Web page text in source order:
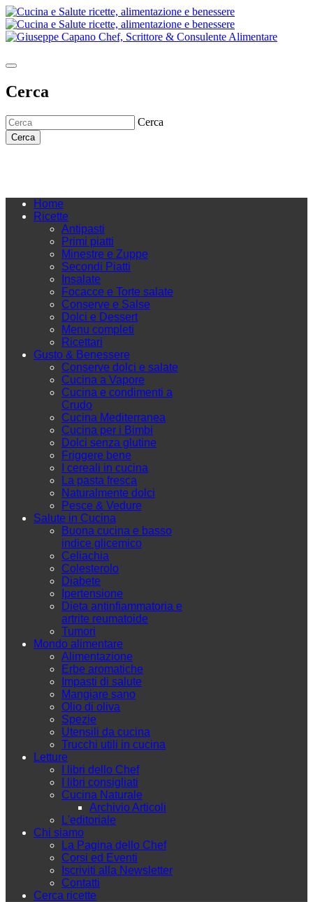
Cerca
Cerca
Cerca
Home
Ricette
Antipasti
Primi piatti
Minestre e Zuppe
Secondi Piatti
Insalate
Focacce e Torte salate
Conserve e Salse
Dolci e Dessert
Menu completi
Ricettari
Gusto & Benessere
Conserve dolci e salate
Cucina a Vapore
Cucina e condimenti a
Crudo
Cucina Mediterranea
Cucina per i Bimbi
Dolci senza glutine
Friggere bene
I cereali in cucina
La pasta fresca
Naturalmente dolci
Pesce & Vedure
Salute in Cucina
Buona cucina e basso
indice glicemico
Celiachia
Colesterolo
Diabete
Ipertensione
Dieta antinfiammatoria e
artrite reumatoide
Tumori
Mondo alimentare
Alimentazione
Erbe aromatiche
Impasti di salute
Mangiare sano
Olio di oliva
Spezie
Utensili da cucina
Trucchi utili in cucina
Letture
I libri dello Chef
I libri consigliati
Cucina Naturale
Archivio Articoli
L'editoriale
Chi siamo
La Pagina dello Chef
Corsi ed Eventi
Iscriviti alla Newsletter
Contatti
Cerca ricette